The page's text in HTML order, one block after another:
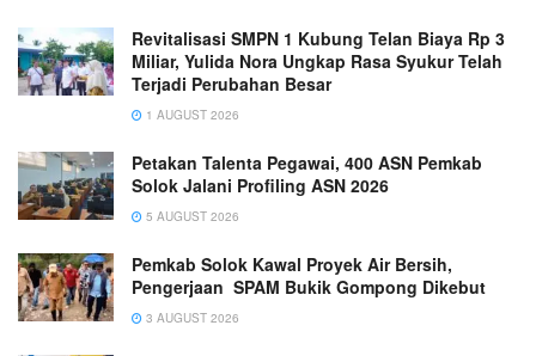
Revitalisasi SMPN 1 Kubung Telan Biaya Rp 3
Miliar, Yulida Nora Ungkap Rasa Syukur Telah
Terjadi Perubahan Besar
1 AUGUST 2026
Petakan Talenta Pegawai, 400 ASN Pemkab
Solok Jalani Profiling ASN 2026
5 AUGUST 2026
Pemkab Solok Kawal Proyek Air Bersih,
Pengerjaan SPAM Bukik Gompong Dikebut
3 AUGUST 2026